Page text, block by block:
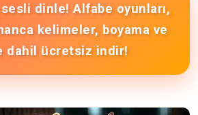
sesli dinle! Alfabe oyunları,
kelimeler, boyama ve
dahil ücretsiz indir!